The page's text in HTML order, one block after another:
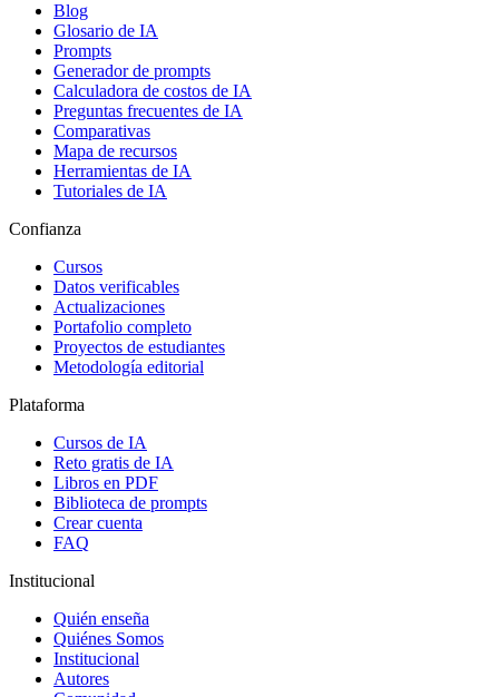
Blog
Glosario de IA
Prompts
Generador de prompts
Calculadora de costos de IA
Preguntas frecuentes de IA
Comparativas
Mapa de recursos
Herramientas de IA
Tutoriales de IA
Confianza
Cursos
Datos verificables
Actualizaciones
Portafolio completo
Proyectos de estudiantes
Metodología editorial
Plataforma
Cursos de IA
Reto gratis de IA
Libros en PDF
Biblioteca de prompts
Crear cuenta
FAQ
Institucional
Quién enseña
Quiénes Somos
Institucional
Autores